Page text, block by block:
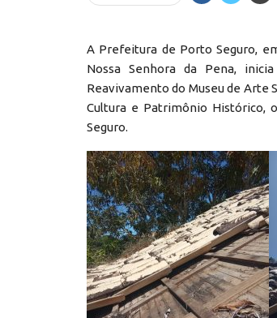
A Prefeitura de Porto Seguro,
Nossa Senhora da Pena,
Reavivamento do Museu de Arte
Cultura e Patrimônio Histórico,
Seguro.